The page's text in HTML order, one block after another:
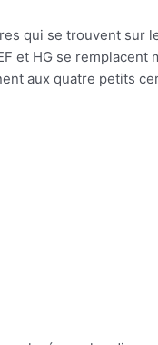
qui se trouvent sur
et HG se remplacent
aux quatre petits